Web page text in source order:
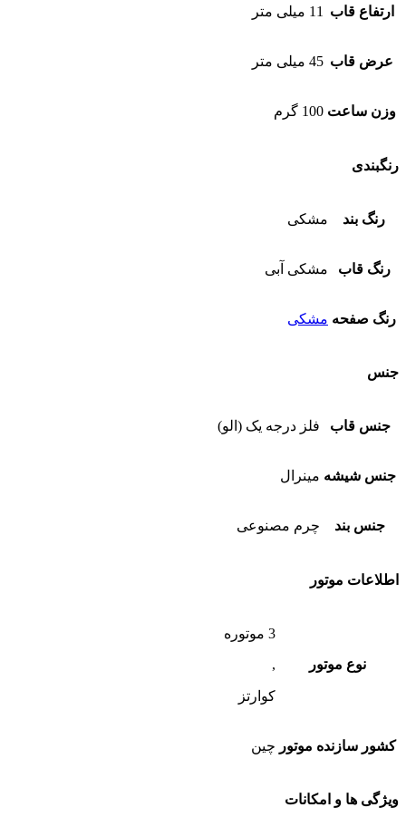
ارتفاع قاب 11 میلی متر
عرض قاب 45 میلی متر
وزن ساعت 100 گرم
رنگبندی
رنگ بند مشکی
رنگ قاب مشکی آبی
رنگ صفحه مشکی
جنس
جنس قاب فلز درجه یک (الو)
جنس شیشه مینرال
جنس بند چرم مصنوعی
اطلاعات موتور
نوع موتور
3 موتوره
,
کوارتز
کشور سازنده موتور چین
ویژگی ها و امکانات